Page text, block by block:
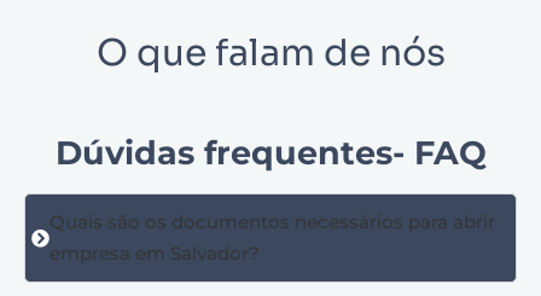
O que falam de nós
Dúvidas frequentes- FAQ
Quais são os documentos necessários para abrir
empresa em Salvador?